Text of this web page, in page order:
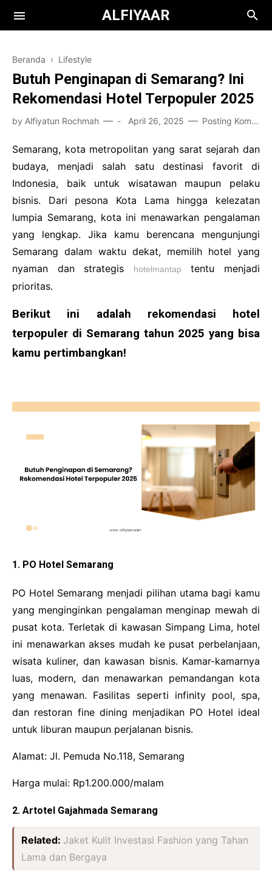
ALFIYAAR
Film
Teknologi
Health
Kuliah
Bisnis
Cooking
Beranda › Lifestyle
Butuh Penginapan di Semarang? Ini
Rekomendasi Hotel Terpopuler 2025
by Alfiyatun Rochmah - April 26, 2025 Posting Komentar
Semarang, kota metropolitan yang sarat sejarah dan
budaya, menjadi salah satu destinasi favorit di
Indonesia, baik untuk wisatawan maupun pelaku
bisnis. Dari pesona Kota Lama hingga kelezatan
lumpia Semarang, kota ini menawarkan pengalaman
yang lengkap. Jika kamu berencana mengunjungi
Semarang dalam waktu dekat, memilih hotel yang
nyaman dan strategis
hotelmantap
tentu menjadi
prioritas.
Berikut ini adalah rekomendasi hotel
terpopuler di Semarang tahun 2025 yang bisa
kamu pertimbangkan!
1. PO Hotel Semarang
PO Hotel Semarang menjadi pilihan utama bagi kamu
yang menginginkan pengalaman menginap mewah di
pusat kota. Terletak di kawasan Simpang Lima, hotel
ini menawarkan akses mudah ke pusat perbelanjaan,
wisata kuliner, dan kawasan bisnis. Kamar-kamarnya
luas, modern, dan menawarkan pemandangan kota
yang menawan. Fasilitas seperti infinity pool, spa,
dan restoran fine dining menjadikan PO Hotel ideal
untuk liburan maupun perjalanan bisnis.
Alamat: Jl. Pemuda No.118, Semarang
Harga mulai: Rp1.200.000/malam
2. Artotel Gajahmada Semarang
Related: Jaket Kulit Investasi Fashion yang Tahan
Lama dan Bergaya